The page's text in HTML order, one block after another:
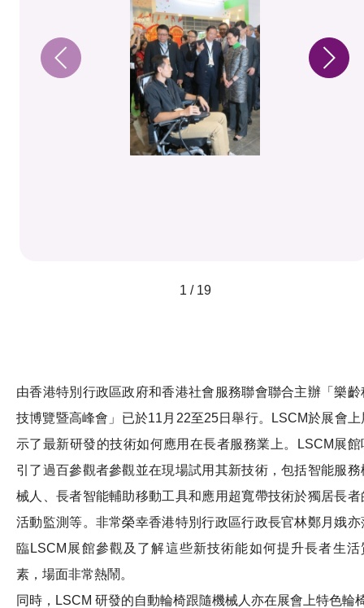
1 / 19
由香港特別行政區政府和香港社會服務聯會聯合主辦「樂齡
技博覽暨高峰會」已於11月22至25日舉行。LSCM於展會上
示了最新研發的技術如何應用在長者服務業上。LSCM展館
引了過百參觀者參觀並在現場試用其新技術，包括智能服務
械人、長者智能輔助移動工具和應用超寬帶技術於獨居長者
活動監測等。非常榮幸香港特別行政區行政長官林鄭月娥亦
臨LSCM展館參觀及了解這些新技術能如何提升長者生活
素，場面非常熱鬧。
同時，LSCM 研發的自動輪椅跟隨機械人亦在展會上特色輪